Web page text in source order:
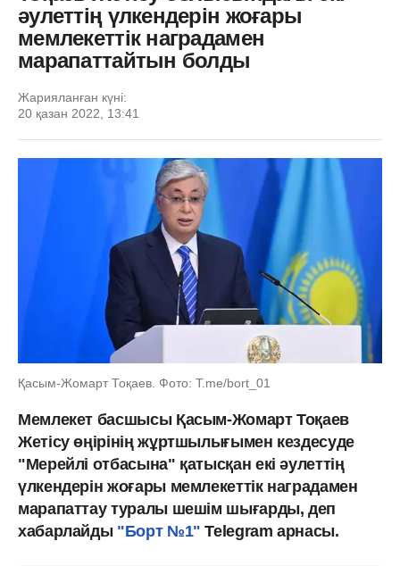
әулеттің үлкендерін жоғары
мемлекеттік наградамен
марапаттайтын болды
Жарияланған күні:
20 қазан 2022, 13:41
Қасым-Жомарт Тоқаев. Фото: Т.me/bort_01
Мемлекет басшысы Қасым-Жомарт Тоқаев
Жетісу өңірінің жұртшылығымен кездесуде
"Мерейлі отбасына" қатысқан екі әулеттің
үлкендерін жоғары мемлекеттік наградамен
марапаттау туралы шешім шығарды, деп
хабарлайды "Борт №1" Telegram арнасы.